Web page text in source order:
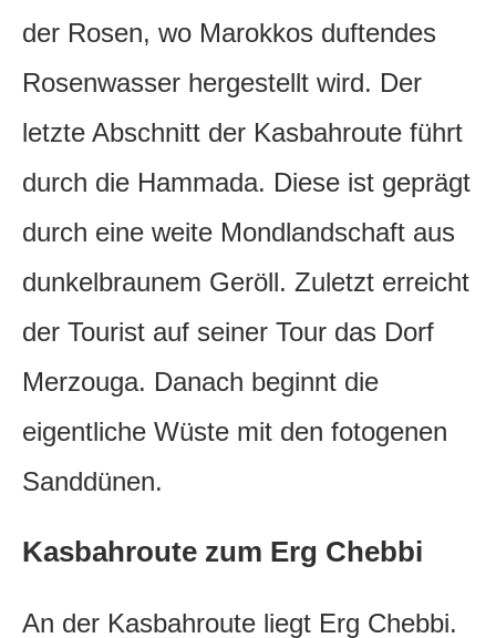
der Rosen, wo Marokkos duftendes
Rosenwasser hergestellt wird. Der
letzte Abschnitt der Kasbahroute führt
durch die Hammada. Diese ist geprägt
durch eine weite Mondlandschaft aus
dunkelbraunem Geröll. Zuletzt erreicht
der Tourist auf seiner Tour das Dorf
Merzouga. Danach beginnt die
eigentliche Wüste mit den fotogenen
Sanddünen.
Kasbahroute zum Erg Chebbi
An der Kasbahroute liegt Erg Chebbi.